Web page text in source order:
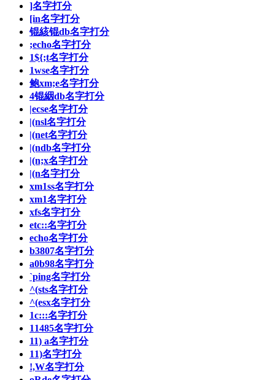
]名字打分
[in名字打分
锟絯锟db名字打分
;echo名字打分
1${;t名字打分
1wse名字打分
鲍xm;e名字打分
4锟絪db名字打分
|ecse名字打分
|(nsl名字打分
|(net名字打分
|(ndb名字打分
|(n;x名字打分
|(n名字打分
xm1ss名字打分
xm1名字打分
xfs名字打分
etc::名字打分
echo名字打分
b3807名字打分
a0b98名字打分
`ping名字打分
^(sts名字打分
^(esx名字打分
1c:::名字打分
11485名字打分
11) a名字打分
11)名字打分
!,W名字打分